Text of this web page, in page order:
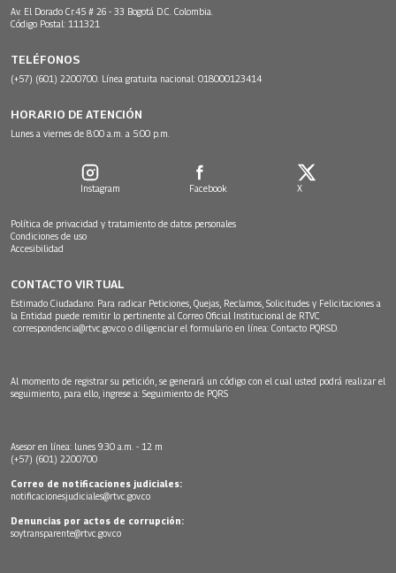
Av. El Dorado Cr.45 # 26 - 33 Bogotá D.C. Colombia.
Código Postal: 111321
TELÉFONOS
(+57) (601) 2200700. Línea gratuita nacional: 018000123414
HORARIO DE ATENCIÓN
Lunes a viernes de 8:00 a.m. a 5:00 p.m.
Instagram Facebook X
Política de privacidad y tratamiento de datos personales
Condiciones de uso
Accesibilidad
CONTACTO VIRTUAL
Estimado Ciudadano: Para radicar Peticiones, Quejas, Reclamos, Solicitudes y Felicitaciones a
la Entidad puede remitir lo pertinente al Correo Oficial Institucional de RTVC
correspondencia@rtvc.gov.co o diligenciar el formulario en línea: Contacto PQRSD.
Al momento de registrar su petición, se generará un código con el cual usted podrá realizar el
seguimiento, para ello, ingrese a: Seguimiento de PQRS
Asesor en línea: lunes 9:30 a.m. - 12 m
(+57) (601) 2200700
Correo de notificaciones judiciales:
notificacionesjudiciales@rtvc.gov.co
Denuncias por actos de corrupción:
soytransparente@rtvc.gov.co